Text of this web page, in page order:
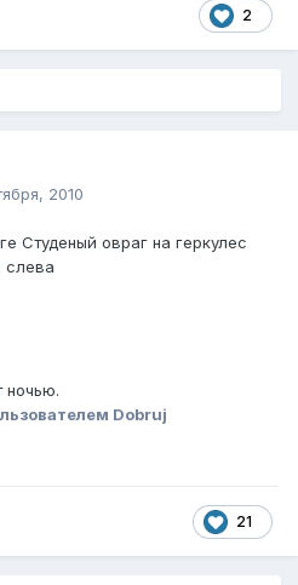
2
2010
Студеный овраг на геркулес
слева
ночью.
Dobruj
21